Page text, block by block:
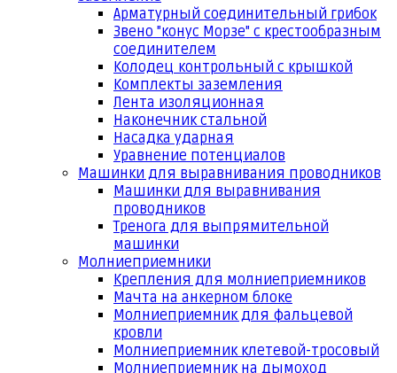
Арматурный соединительный грибок
Звено "конус Морзе" с крестообразным
соединителем
Колодец контрольный с крышкой
Комплекты заземления
Лента изоляционная
Наконечник стальной
Насадка ударная
Уравнение потенциалов
Машинки для выравнивания проводников
Машинки для выравнивания
проводников
Тренога для выпрямительной
машинки
Молниеприемники
Крепления для молниеприемников
Мачта на анкерном блоке
Молниеприемник для фальцевой
кровли
Молниеприемник клетевой-тросовый
Молниеприемник на дымоход